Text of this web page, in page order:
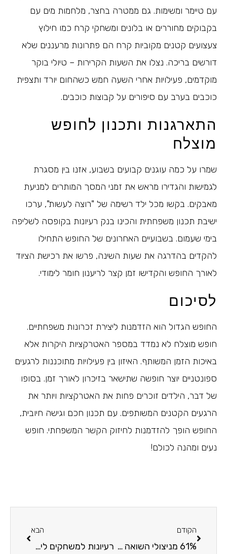
עם טיימר ומשימות. גם ממטרה בחצר, מלחמות מים עם
בקבוקים מחוררים או בלונים ומשחקי קרח כמו חילוץ
צעצועים קטנים מקוביות קרח הם פתרונות מרעננים שלא
דורשים בריכה. נצלו את השעות הקרירות – טיולי בוקר
מוקדמים, פעילויות אחרי השעה חמש כשהחום יורד ותצפית
כוכבים בערב עם סיפורים על קבוצות כוכבים.
התארגנות ותכנון לחופש
מוצלח
שמרו על כמה עוגנים קבועים בשבוע, אזנו בין מסגרת
לגמישות והגדירו מראש את זמני המסך המותרים למניעת
מאבקים. בקשו מכל ילד רשימה של "רוצה לעשות", ערכו
ישיבת תכנון משפחתית והכינו בנק רעיונות בקופסה לשליפה
בימי שעמום. בשבועיים האחרונים של החופש התחילו
להקדים בהדרגה את שעות השינה, פרשו את רכישת הציוד
לאורך החופש והקדישו זמן קצר לריענון חומר לימודי.
לסיכום
החופש הגדול הוא הזדמנות ליצירת זכרונות משפחתיים.
חופש מוצלח לא נמדד במספר האטרקציות היקרות אלא
באיכות הזמן המשותף. האיזון בין פעילויות מתוכננות לרגעים
ספונטניים יוצר חופשה שתישאר בזיכרון לאורך זמן. בסופו
של דבר, הילדים זוכרים פחות את האטרקציות ויותר את
הרגעים הקטנים המשותפים. עם תכנון חכם וגישה חיובית,
החופש הופך להזדמנות לחיזוק הקשר המשפחתי. חופש
נעים ומהנה לכולם!
הקודם
61% מניצולי השואה הן נשים – רבות מהן אלמנות שנשארו לבד
הבא
רעיונות למשחקים לילדים בבית: איך הופכים יום רגיל להרפתקה משפחתית?